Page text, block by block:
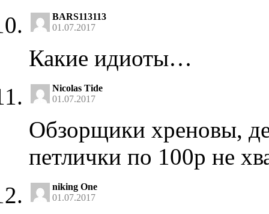
BARS113113
01.07.2017
Какие идиоты…
Nicolas Tide
01.07.2017
Обзорщики хреновы,
петлички по 100р не
niking One
01.07.2017